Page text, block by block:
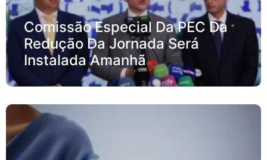
Comissão Especial Da PEC Da
Redução Da Jornada Será
Instalada Amanhã